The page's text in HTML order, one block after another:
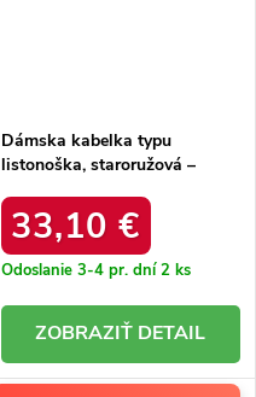
Dámska kabelka typu
listonoška, staroružová –
C1050 VIEUX ROSE
33,10 €
Odoslanie 3-4 pr. dní2 ks
DETAIL